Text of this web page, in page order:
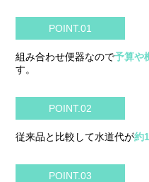
POINT.01
組み合わせ便器なので予算や
す。
POINT.02
従来品と比較して水道代が約
POINT.03